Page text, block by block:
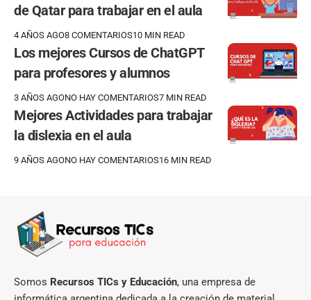
de Qatar para trabajar en el aula
4 AÑOS AGO8 COMENTARIOS10 MIN READ
Los mejores Cursos de ChatGPT
para profesores y alumnos
3 AÑOS AGONO HAY COMENTARIOS7 MIN READ
Mejores Actividades para trabajar
la dislexia en el aula
9 AÑOS AGONO HAY COMENTARIOS16 MIN READ
Somos Recursos TICs y Educación, una empresa de